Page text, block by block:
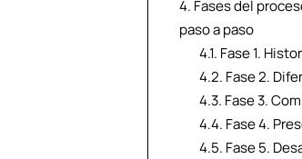
4. Fases del
paso a paso
4.1. Fase 1.
4.2. Fase 2.
4.3. Fase 3.
4.4. Fase 4.
4.5. Fase 5.